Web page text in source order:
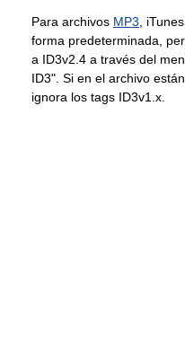
Para archivos MP3,
forma predeterminada,
a ID3v2.4 a través del
ID3". Si en el archivo
ignora los tags ID3v1.x.